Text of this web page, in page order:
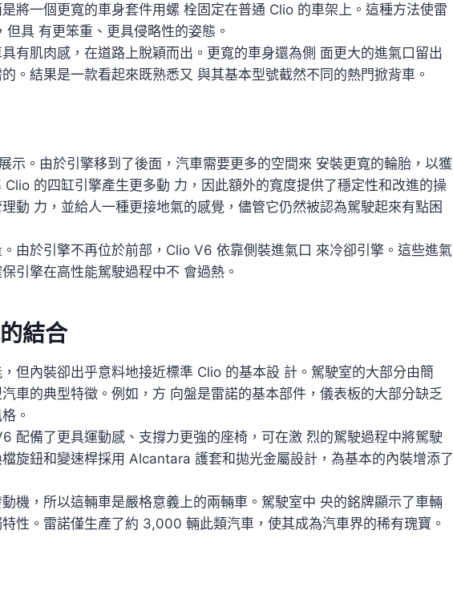
將一個更寬的車身套件用螺 栓固定在普通 Clio 的車架上。這種方法使雷
具 有更笨重、更具侵略性的姿態。
有肌肉感，在道路上脫穎而出。更寬的車身還為側 面更大的進氣口留出
。結果是一款看起來既熟悉又 與其基本型號截然不同的熱門掀背車。
示。由於引擎移到了後面，汽車需要更多的空間來 安裝更寬的輪胎，以獲
的四缸引擎產生更多動 力，因此額外的寬度提供了穩定性和改進的操
動 力，並給人一種更接地氣的感覺，儘管它仍然被認為駕駛起來有點困
由於引擎不再位於前部，Clio V6 依靠側裝進氣口 來冷卻引擎。這些進氣
引擎在高性能駕駛過程中不 會過熱。
結合
但內裝卻出乎意料地接近標準 Clio 的基本設 計。駕駛室的大部分由簡
車的典型特徵。例如，方 向盤是雷諾的基本部件，儀表板的大部分缺乏
。
配備了更具運動感、支撐力更強的座椅，可在激 烈的駕駛過程中將駕駛
旋鈕和變速桿採用 Alcantara 護套和拋光金屬設計，為基本的內裝增添了
機，所以這輛車是嚴格意義上的兩輛車。駕駛室中 央的銘牌顯示了車輛
性。雷諾僅生產了約 3,000 輛此類汽車，使其成為汽車界的稀有瑰寶。